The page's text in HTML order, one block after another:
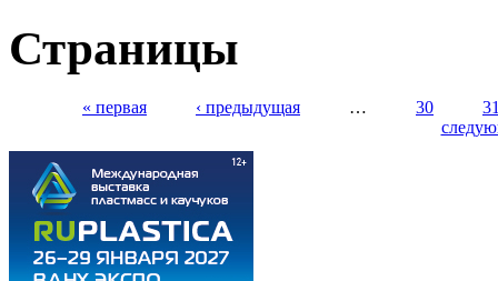
Страницы
« первая ‹ предыдущая … 30